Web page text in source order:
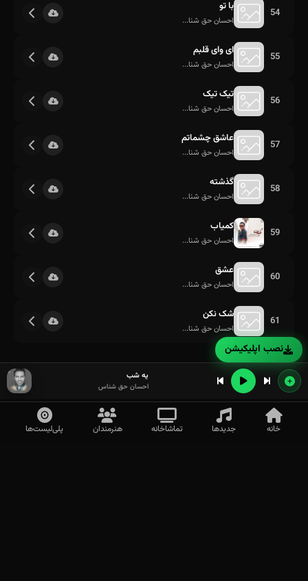
54 با تو
احسان حق شنا...
55 ای وای قلبم
احسان حق شنا...
56 تیک تیک
احسان حق شنا...
57 عاشق چشماتم
احسان حق شنا...
58 گذشته
احسان حق شنا...
59 کمیاب
احسان حق شنا...
60 عشق
احسان حق شنا...
61 شک نکن
احسان حق شنا...
یه شب
احسان حق شناس
خانه جدیدها تماشاخانه هنرمندان پلی‌لیست‌ها
نصب اپلیکیشن